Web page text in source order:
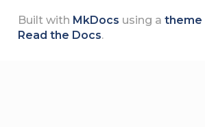
Built with MkDocs using a theme
Read the Docs.